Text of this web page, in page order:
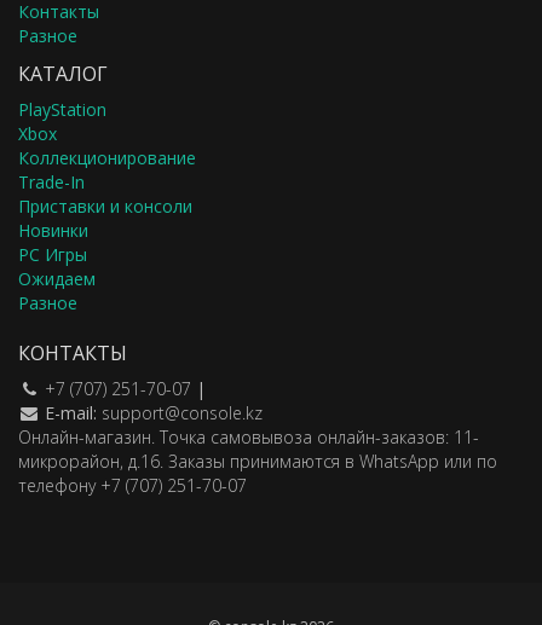
Контакты
Разное
КАТАЛОГ
PlayStation
Xbox
Коллекционирование
Trade-In
Приставки и консоли
Новинки
PC Игры
Ожидаем
Разное
КОНТАКТЫ
+7 (707) 251-70-07 |
E-mail: support@console.kz
Онлайн-магазин. Точка самовывоза онлайн-заказов: 11-
микрорайон, д.16. Заказы принимаются в WhatsApp или по
телефону +7 (707) 251-70-07